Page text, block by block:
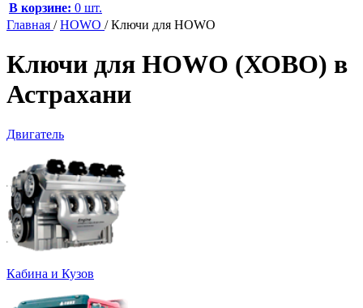
В корзине: 0 шт.
Главная /HOWO /Ключи для HOWO
Ключи для HOWO (ХОВО) в
Астрахани
Двигатель
Кабина и Кузов